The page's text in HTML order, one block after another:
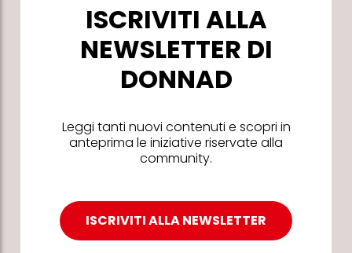
ISCRIVITI ALLA
NEWSLETTER DI
DONNAD
Leggi tanti nuovi contenuti e scopri in
anteprima le iniziative riservate alla
community.
ISCRIVITI ALLA NEWSLETTER